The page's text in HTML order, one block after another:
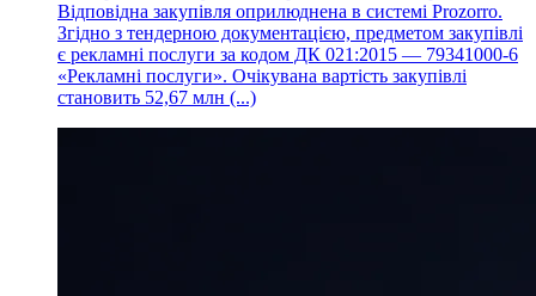
Відповідна закупівля оприлюднена в системі Prozorro.
Згідно з тендерною документацією, предметом закупівлі
є рекламні послуги за кодом ДК 021:2015 — 79341000-6
«Рекламні послуги». Очікувана вартість закупівлі
становить 52,67 млн (...)